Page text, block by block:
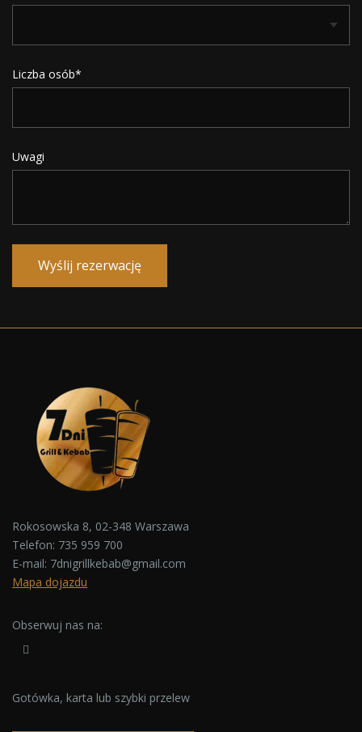
Liczba osób*
Uwagi
Wyślij rezerwację
Rokosowska 8, 02-348 Warszawa
Telefon: 735 959 700
E-mail: 7dnigrillkebab@gmail.com
Mapa dojazdu
Obserwuj nas na:
Gotówka, karta lub szybki przelew